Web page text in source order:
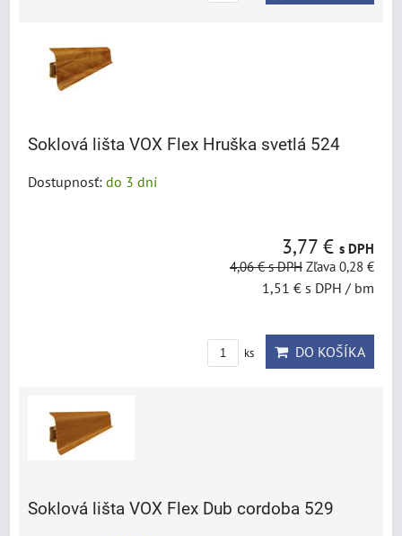
Soklová lišta VOX Flex Hruška svetlá 524
Dostupnosť: do 3 dní
3,77 € s DPH
4,06 €s DPH Zľava 0,28 €
1,51 € s DPH / bm
ks DO KOŠÍKA
Soklová lišta VOX Flex Dub cordoba 529